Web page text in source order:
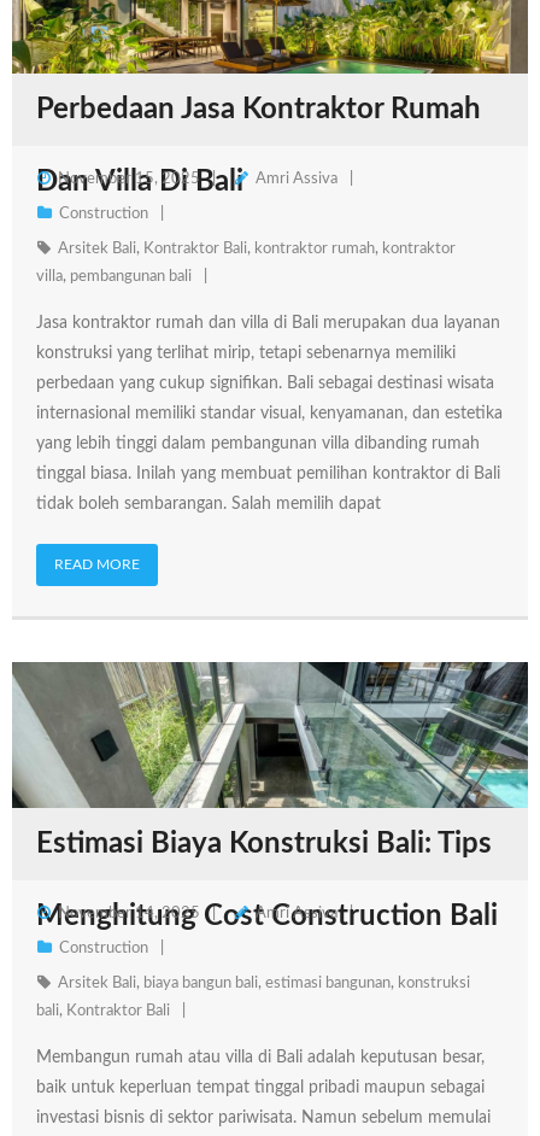
Perbedaan Jasa Kontraktor Rumah
Dan Villa Di Bali
November 15, 2025 Amri Assiva
Construction
Arsitek Bali, Kontraktor Bali, kontraktor rumah, kontraktor
villa, pembangunan bali
Jasa kontraktor rumah dan villa di Bali merupakan dua layanan
konstruksi yang terlihat mirip, tetapi sebenarnya memiliki
perbedaan yang cukup signifikan. Bali sebagai destinasi wisata
internasional memiliki standar visual, kenyamanan, dan estetika
yang lebih tinggi dalam pembangunan villa dibanding rumah
tinggal biasa. Inilah yang membuat pemilihan kontraktor di Bali
tidak boleh sembarangan. Salah memilih dapat
READ MORE
Estimasi Biaya Konstruksi Bali: Tips
Menghitung Cost Construction Bali
November 14, 2025 Amri Assiva
Construction
Arsitek Bali, biaya bangun bali, estimasi bangunan, konstruksi
bali, Kontraktor Bali
Membangun rumah atau villa di Bali adalah keputusan besar,
baik untuk keperluan tempat tinggal pribadi maupun sebagai
investasi bisnis di sektor pariwisata. Namun sebelum memulai